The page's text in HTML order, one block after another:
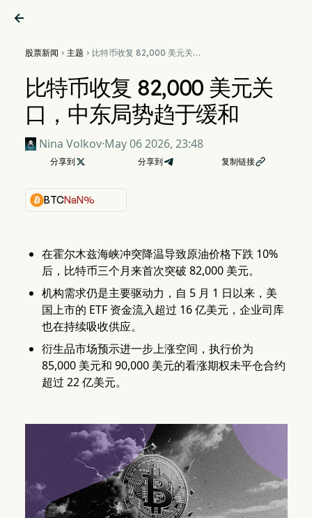

股票新闻  主题  比特币收复 82,000 美元关
比特币收复 82,000 美元关
口，中东局势趋于缓和
Nina Volkov·May 06 2026, 23:48
分享到  分享到 复制链接
BTCNaN%
在霍尔木兹海峡冲突降温导致原油价格下跌 10%
后，比特币三个月来首次突破 82,000 美元。
机构需求仍是主要驱动力，自 5 月 1 日以来，美
国上市的 ETF 资金流入超过 16 亿美元，企业司库
也在持续吸收供应。
衍生品市场预示进一步上涨空间，执行价为
85,000 美元和 90,000 美元的看涨期权未平仓合约
超过 22 亿美元。